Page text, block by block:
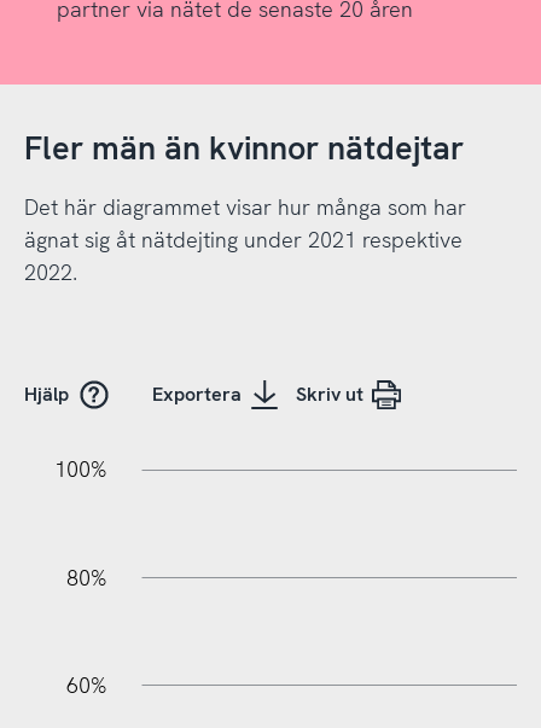
partner via nätet de senaste 20 åren
Fler män än kvinnor nätdejtar
Det här diagrammet visar hur många som har
ägnat sig åt nätdejting under 2021 respektive
2022.
Hjälp Exportera Skriv ut
100%
80%
60%